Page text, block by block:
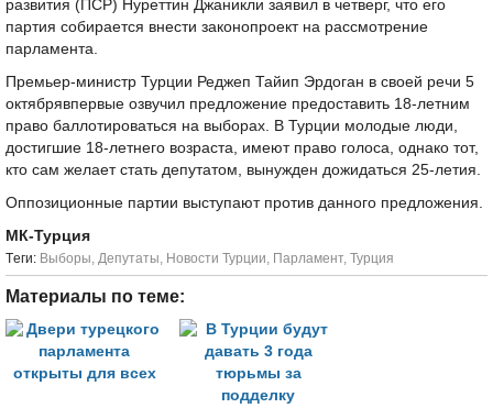
развития (ПСР) Нуреттин Джаникли заявил в четверг, что его
партия собирается внести законопроект на рассмотрение
парламента.
Премьер-министр Турции Реджеп Тайип Эрдоган в своей речи 5
октябрявпервые озвучил предложение предоставить 18-летним
право баллотироваться на выборах. В Турции молодые люди,
достигшие 18-летнего возраста, имеют право голоса, однако тот,
кто сам желает стать депутатом, вынужден дожидаться 25-летия.
Оппозиционные партии выступают против данного предложения.
МК-Турция
Tеги: Выборы, Депутаты, Новости Турции, Парламент, Турция
Материалы по теме: